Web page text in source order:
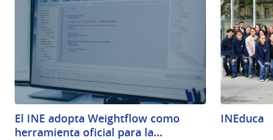
El INE adopta Weightflow como
herramienta oficial para la…
INEduca